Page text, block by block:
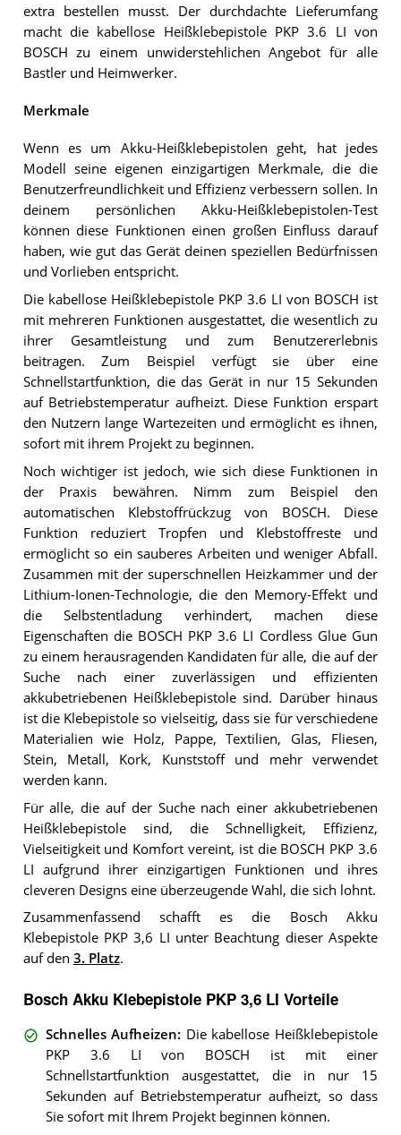
extra bestellen musst. Der durchdachte Lieferumfang
macht die kabellose Heißklebepistole PKP 3.6 LI von
BOSCH zu einem unwiderstehlichen Angebot für alle
Bastler und Heimwerker.
Merkmale
Wenn es um Akku-Heißklebepistolen geht, hat jedes
Modell seine eigenen einzigartigen Merkmale, die die
Benutzerfreundlichkeit und Effizienz verbessern sollen. In
deinem persönlichen Akku-Heißklebepistolen-Test
können diese Funktionen einen großen Einfluss darauf
haben, wie gut das Gerät deinen speziellen Bedürfnissen
und Vorlieben entspricht.
Die kabellose Heißklebepistole PKP 3.6 LI von BOSCH ist
mit mehreren Funktionen ausgestattet, die wesentlich zu
ihrer Gesamtleistung und zum Benutzererlebnis
beitragen. Zum Beispiel verfügt sie über eine
Schnellstartfunktion, die das Gerät in nur 15 Sekunden
auf Betriebstemperatur aufheizt. Diese Funktion erspart
den Nutzern lange Wartezeiten und ermöglicht es ihnen,
sofort mit ihrem Projekt zu beginnen.
Noch wichtiger ist jedoch, wie sich diese Funktionen in
der Praxis bewähren. Nimm zum Beispiel den
automatischen Klebstoffrückzug von BOSCH. Diese
Funktion reduziert Tropfen und Klebstoffreste und
ermöglicht so ein sauberes Arbeiten und weniger Abfall.
Zusammen mit der superschnellen Heizkammer und der
Lithium-Ionen-Technologie, die den Memory-Effekt und
die Selbstentladung verhindert, machen diese
Eigenschaften die BOSCH PKP 3.6 LI Cordless Glue Gun
zu einem herausragenden Kandidaten für alle, die auf der
Suche nach einer zuverlässigen und effizienten
akkubetriebenen Heißklebepistole sind. Darüber hinaus
ist die Klebepistole so vielseitig, dass sie für verschiedene
Materialien wie Holz, Pappe, Textilien, Glas, Fliesen,
Stein, Metall, Kork, Kunststoff und mehr verwendet
werden kann.
Für alle, die auf der Suche nach einer akkubetriebenen
Heißklebepistole sind, die Schnelligkeit, Effizienz,
Vielseitigkeit und Komfort vereint, ist die BOSCH PKP 3.6
LI aufgrund ihrer einzigartigen Funktionen und ihres
cleveren Designs eine überzeugende Wahl, die sich lohnt.
Zusammenfassend schafft es die Bosch Akku
Klebepistole PKP 3,6 LI unter Beachtung dieser Aspekte
auf den 3. Platz.
Bosch Akku Klebepistole PKP 3,6 LI Vorteile
Schnelles Aufheizen: Die kabellose Heißklebepistole
PKP 3.6 LI von BOSCH ist mit einer
Schnellstartfunktion ausgestattet, die in nur 15
Sekunden auf Betriebstemperatur aufheizt, so dass
Sie sofort mit Ihrem Projekt beginnen können.